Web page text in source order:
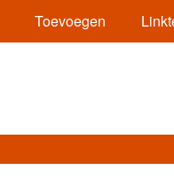
Toevoegen